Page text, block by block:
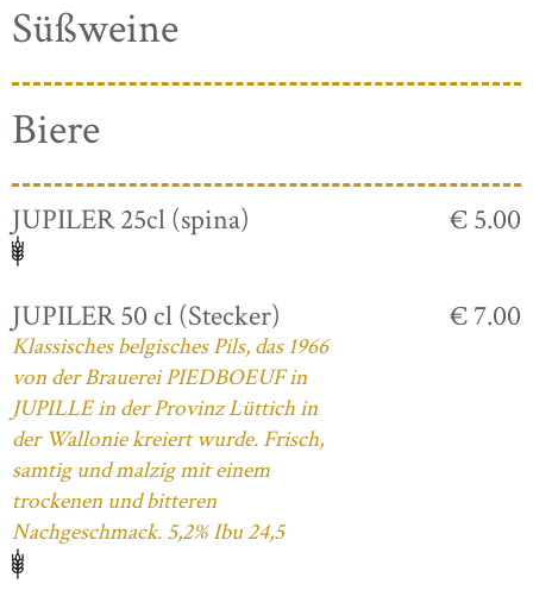
Süßweine
Biere
JUPILER 25cl (spina) € 5.00
JUPILER 50 cl (Stecker)
Klassisches belgisches Pils, das 1966
von der Brauerei PIEDBOEUF in
JUPILLE in der Provinz Lüttich in
der Wallonie kreiert wurde. Frisch,
samtig und malzig mit einem
trockenen und bitteren
Nachgeschmack. 5,2% Ibu 24,5
€ 7.00